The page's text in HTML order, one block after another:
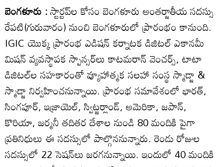
బెంగళూరు :స్టార్టప్‌ల కోసం బెంగళూరు అంతర్జాతీయ సదస్సు
రేపటి(గురువారం) నుంచి బెంగళూరులో ప్రారంభం కానుంది.
IGIC యొక్క ప్రారంభ ఎడిషన్ కర్నాటక డిజిటల్ ఎకానమీ
మిషన్ వ్యవస్థాపక స్పాన్సర్‌లు కాటమరాన్ వెంచర్స్, టాటా
డిజిటల్‌ల సహకారంతో వ్యూహాత్మక సలహా సంస్థ స్మాడ్జా &
స్మాడ్జా నిర్వహించనున్నాయి. ప్రారంభ సమావేశంలో భారత్,
సింగపూర్, ఇజ్రాయెల్, స్విట్జర్లాండ్, అమెరికా, జపాన్,
కొరియా, జర్మనీ తదితర దేశాల నుండి 80 మందికి పైగా
ప్రతినిధులు ఈ సదస్సులో పాల్గొననున్నారు. రెండు రోజుల
సదస్సులో 22 సెషన్‌లు జరగనున్నాయి. ఇందులో 40 మందికి